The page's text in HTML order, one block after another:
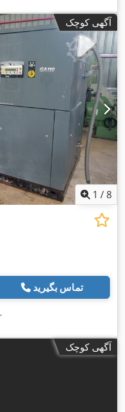
آگهی کوچک
1 /8
تماس بگیرید
,
آگهی کوچک